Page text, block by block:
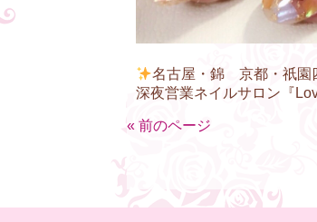
名古屋・錦 京都・祇園
深夜営業ネイルサロン『
« 前のページ